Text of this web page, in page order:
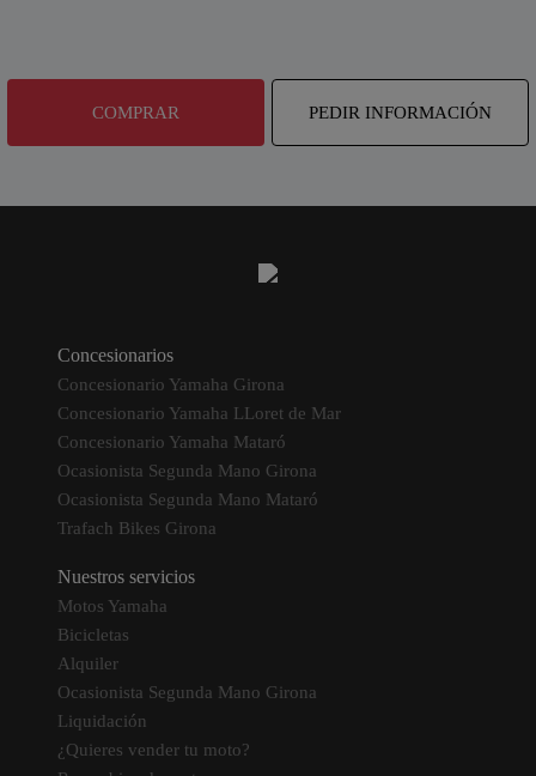
COMPRAR PEDIR INFORMACIÓN
Concesionarios
Concesionario Yamaha Girona
Concesionario Yamaha LLoret de Mar
Concesionario Yamaha Mataró
Ocasionista Segunda Mano Girona
Ocasionista Segunda Mano Mataró
Trafach Bikes Girona
Nuestros servicios
Motos Yamaha
Bicicletas
Alquiler
Ocasionista Segunda Mano Girona
Liquidación
¿Quieres vender tu moto?